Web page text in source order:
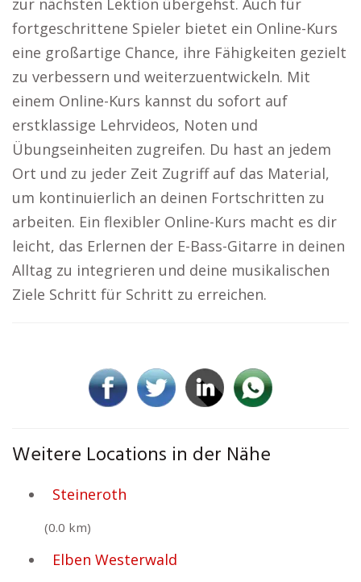
zur nächsten Lektion übergehst. Auch für
fortgeschrittene Spieler bietet ein Online-Kurs
eine großartige Chance, ihre Fähigkeiten gezielt
zu verbessern und weiterzuentwickeln. Mit
einem Online-Kurs kannst du sofort auf
erstklassige Lehrvideos, Noten und
Übungseinheiten zugreifen. Du hast an jedem
Ort und zu jeder Zeit Zugriff auf das Material,
um kontinuierlich an deinen Fortschritten zu
arbeiten. Ein flexibler Online-Kurs macht es dir
leicht, das Erlernen der E-Bass-Gitarre in deinen
Alltag zu integrieren und deine musikalischen
Ziele Schritt für Schritt zu erreichen.
Weitere Locations in der Nähe
Steineroth
(0.0 km)
Elben Westerwald